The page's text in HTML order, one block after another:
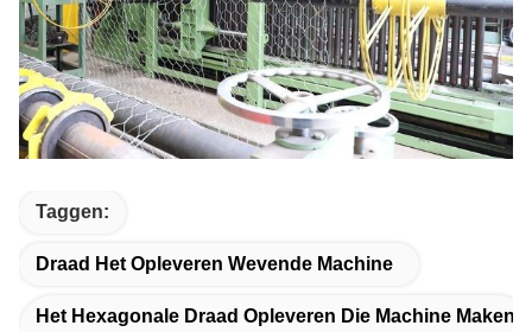
Taggen:
Draad Het Opleveren Wevende Machine
Het Hexagonale Draad Opleveren Die Machine Maken